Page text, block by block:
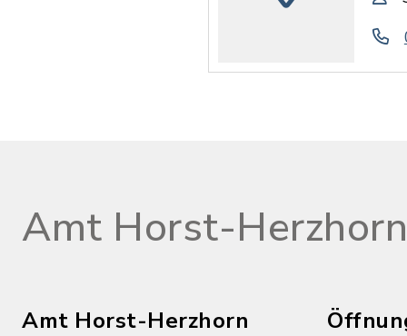
Amt Horst-Herzhorn
Amt Horst-Herzhorn